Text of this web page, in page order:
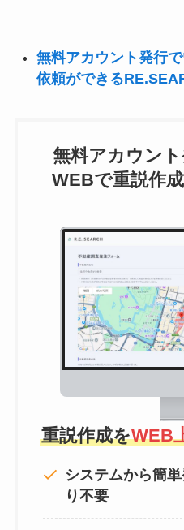
無料アカウント発行
依頼ができる
無料アカウン
WEBで重説作
重説作成をWEB
システムから簡
り不要